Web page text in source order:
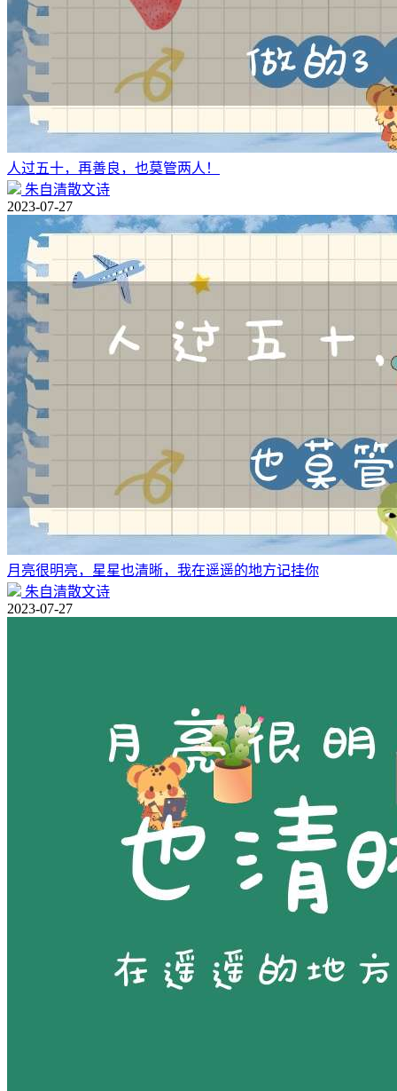
人过五十，再善良，也莫管两人！
朱自清散文诗
2023-07-27
月亮很明亮，星星也清晰，我在遥遥的地方记挂你
朱自清散文诗
2023-07-27